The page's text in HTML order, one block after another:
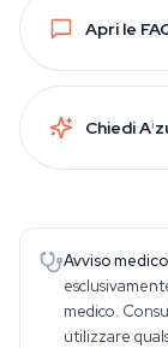
Apri le
Chiedi Ai
Avviso
medico.
utilizzare